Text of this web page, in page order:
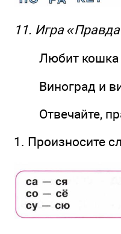
11. Игра
Любит кошка
Виноград и
Отвечайте,
1. Произносите